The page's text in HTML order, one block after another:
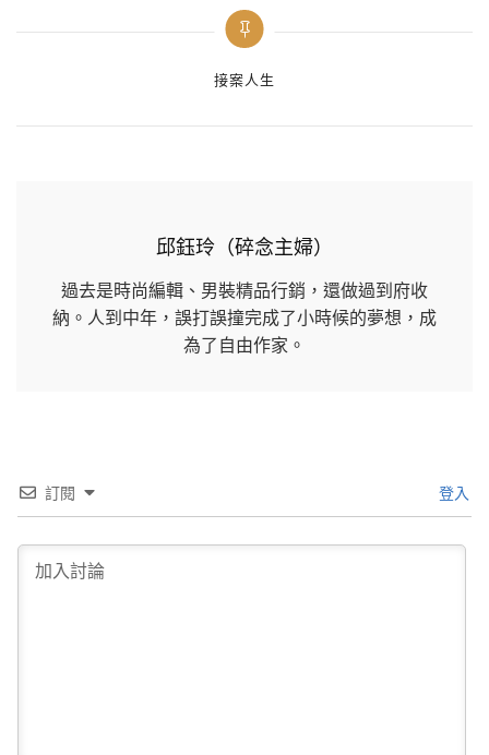
Categories
接案人生
邱鈺玲（碎念主婦）
過去是時尚編輯、男裝精品行銷，還做過到府收
納。人到中年，誤打誤撞完成了小時候的夢想，成
為了自由作家。
訂閱 登入